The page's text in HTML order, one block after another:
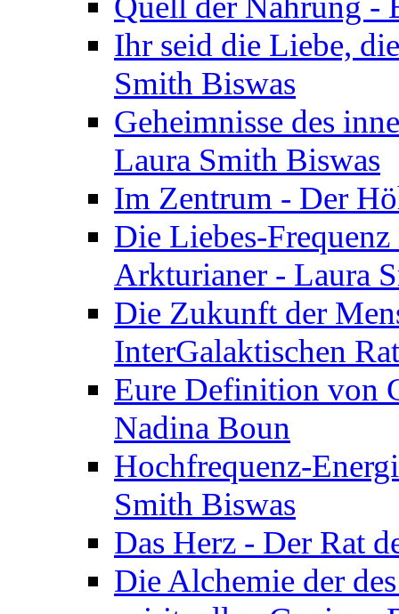
Ihr seid die Liebe,
Smith Biswas
Geheimnisse des
Laura Smith Biswas
Im Zentrum - Der
Die Liebes-
Arkturianer - Laura
Die Zukunft der
InterGalaktischen
Eure Definition von
Nadina Boun
Hochfrequenz-
Smith Biswas
Das Herz - Der Rat
Die Alchemie der